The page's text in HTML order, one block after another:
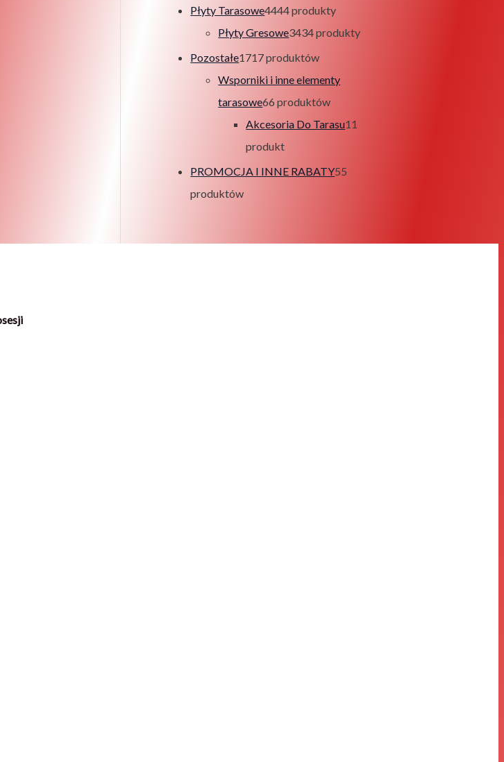
Płyty Tarasowe4444 produkty
Płyty Gresowe3434 produkty
Pozostałe1717 produktów
Wsporniki i inne elementy
tarasowe66 produktów
Akcesoria Do Tarasu11
produkt
PROMOCJA I INNE RABATY55
produktów